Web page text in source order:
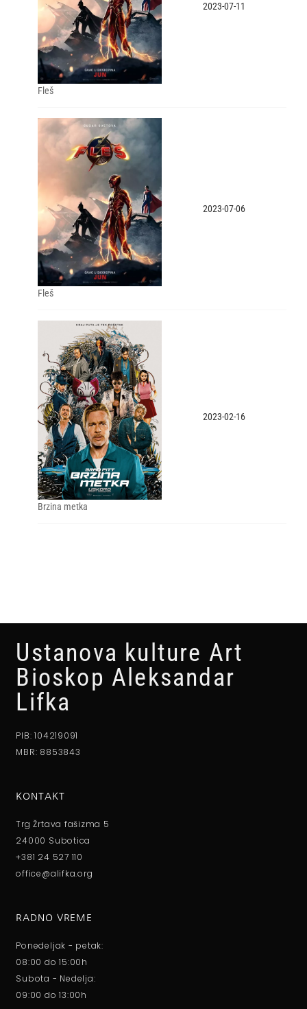
Fleš
2023-07-11
Fleš
2023-07-06
Brzina metka
2023-02-16
Ustanova kulture Art
Bioskop Aleksandar
Lifka
PIB: 104219091
MBR: 8853843
KONTAKT
Trg Žrtava fašizma 5
24000 Subotica
+381 24 527 110
office@alifka.org
RADNO VREME
Ponedeljak - petak:
08:00 do 15:00h
Subota - Nedelja:
09:00 do 13:00h